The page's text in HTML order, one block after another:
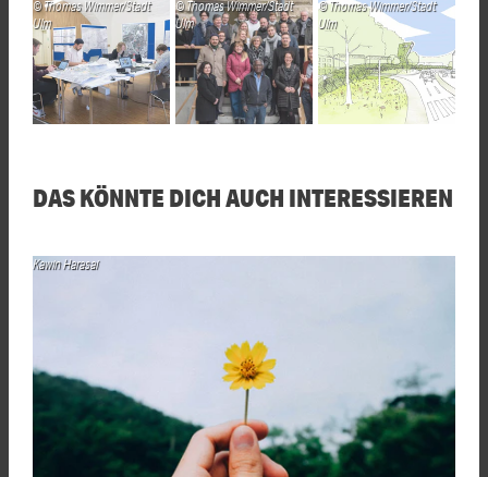
Thomas Wimmer/Stadt
Ulm
Thomas Wimmer/Stadt
Ulm
Thomas Wimmer/Stadt
Ulm
DAS KÖNNTE DICH AUCH INTERESSIEREN
Kawin Harasai